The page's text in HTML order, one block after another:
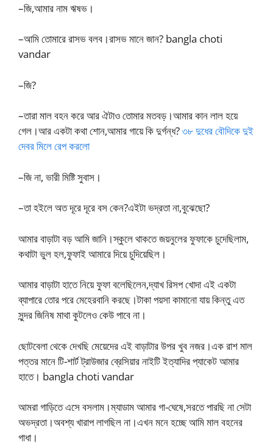
–জি,আমার নাম ঋষভ।
–আমি তোমারে রাসভ বলব।রাসভ মানে জান? bangla choti
vandar
–জি?
–তারা মাল বহন করে আর ঐটাও তোমার মতবড়।আমার কান লাল হয়ে
গেল।আর একটা কথা শোন,আমার গায়ে কি দুর্গন্ধ?৩৮ দুধের বৌদিকে দুই
দেবর মিলে রেপ করলো
–জি না, ভারী মিষ্টি সুবাস।
–তা হইলে অত দূরে দূরে বস কেন?এইটা ভদ্রতা না,বুঝেছো?
আমার বাড়াটা বড় আমি জানি।স্কুলে থাকতে জয়নুলের ফুফাকে চুদেছিলাম,
কথাটা ভুল হল,ফুফাই আমারে দিয়ে চুদিয়েছিল।
আমার বাড়াটা হাতে নিয়ে ফুফা বলেছিলেন,দ্যাখ রিসপ খোদা এই একটা
ব্যাপারে তোর পরে মেহেরবানি করছে।টাকা পয়সা কামানো যায় কিন্তু এত
সুন্দর জিনিষ মাথা কুটলেও কেউ পাবে না।
ছোটবেলা থেকে দেখছি মেয়েদের এই বাড়াটার উপর খুব নজর।এক রাশ মাল
পত্তর মানে টি-শার্ট ট্রাউজার ব্রেসিয়ার নাইটি ইত্যাদির প্যাকেট আমার
হাতে। bangla choti vandar
আমরা গাড়িতে এসে বসলাম।ম্যাডাম আমার গা-ঘেষে,সরতে পারছি না সেটা
অভদ্রতা।অবশ্য খারাপ লাগছিল না।এখন মনে হচ্ছে আমি মাল বহনের
গাধা।